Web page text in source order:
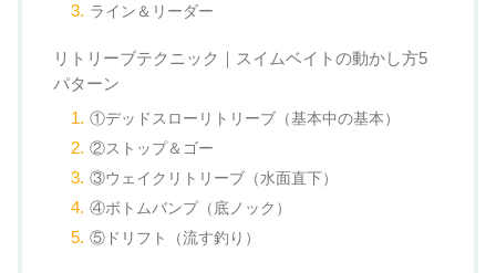
ライン＆リーダー
リトリーブテクニック｜スイムベイトの動かし方5
パターン
①デッドスローリトリーブ（基本中の基本）
②ストップ＆ゴー
③ウェイクリトリーブ（水面直下）
④ボトムバンプ（底ノック）
⑤ドリフト（流す釣り）